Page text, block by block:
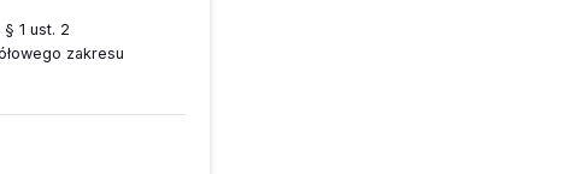
1 ust. 2
zakresu